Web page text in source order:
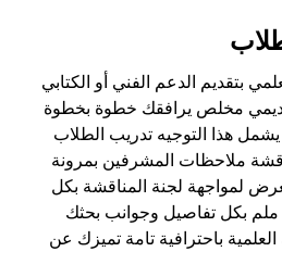
بتقديم الدعم الفني أو الكتابي
مخلص يرافقك خطوة بخطوة
هذا التوجيه تدريب الطلاب
ملاحظات المشرفين بمرونة
لمواجهة لجنة المناقشة بكل
ملم بكل تفاصيل وجوانب بحثك
باحترافية تامة تميزك عن